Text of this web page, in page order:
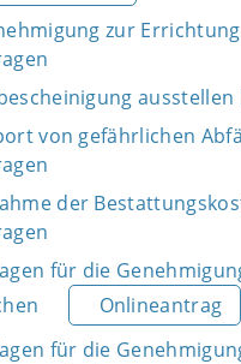
zur
ausstellen
von gefährlichen
der
für die
Onlineantrag
für die